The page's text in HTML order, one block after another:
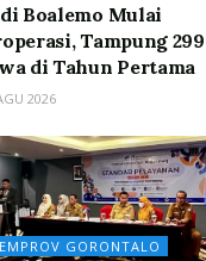
di Boalemo Mulai
Tampung 299
di Tahun Pertama
2026
GORONTALO